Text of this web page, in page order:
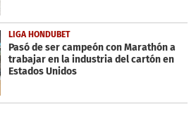
LIGA HONDUBET
Pasó de ser campeón con Marathón a
trabajar en la industria del cartón en
Estados Unidos